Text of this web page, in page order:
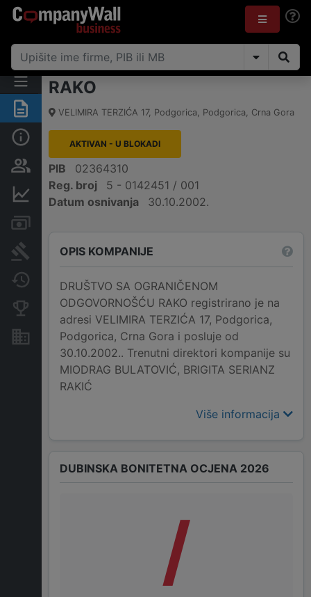
Sažetak
Osobe i vlasništvo
Finansijski podaci
Arhiva sudskih objava
Promjene
Konkurentne kompanije
Nekretnine i imovina
RAKO
VELIMIRA TERZIĆA 17, Podgorica, Podgorica, Crna Gora
AKTIVAN - U BLOKADI
PIB
02364310
Reg. broj
5 - 0142451 / 001
Datum osnivanja
30.10.2002.
OPIS KOMPANIJE
DRUŠTVO SA OGRANIČENOM
ODGOVORNOŠĆU RAKO registrirano je na
adresi VELIMIRA TERZIĆA 17, Podgorica,
Podgorica, Crna Gora i posluje od
30.10.2002.. Trenutni direktori kompanije su
MIODRAG BULATOVIĆ, BRIGITA SERIANZ
RAKIĆ
Više informacija
DUBINSKA BONITETNA OCJENA 2026
/